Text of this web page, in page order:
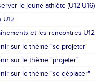
le jeune athlète (U12-U16)
U12
et les rencontres U12
sur le thème "se projeter"
sur le thème "projeter"
sur le thème "se déplacer"